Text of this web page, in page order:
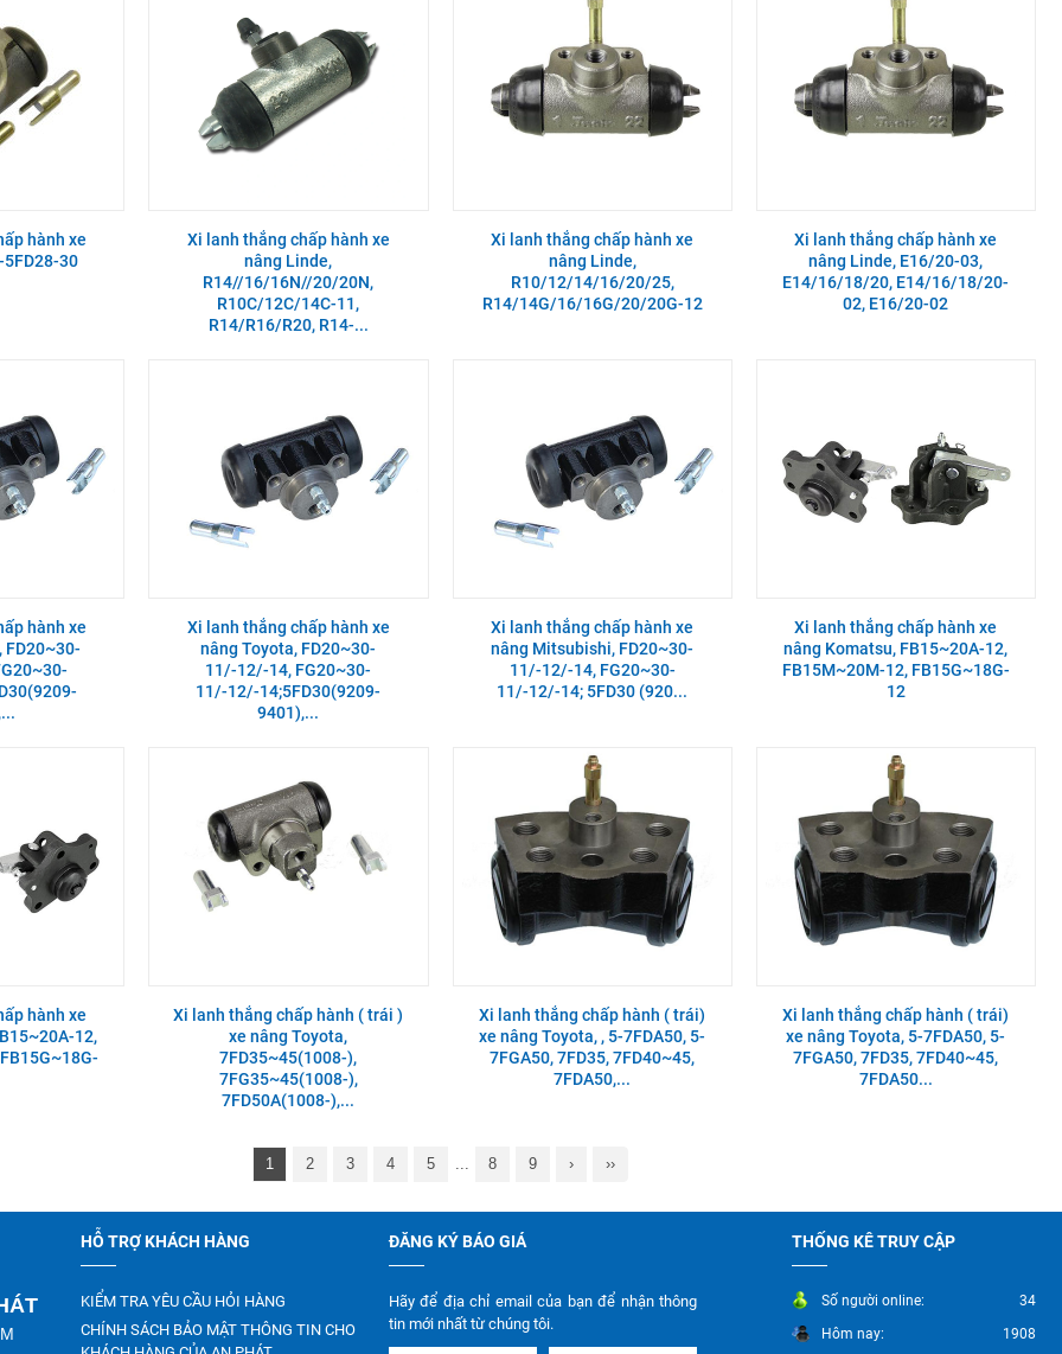
hành xe
30
Xi lanh thắng chấp hành xe
nâng Linde,
R14//16/16N//20/20N,
R10C/12C/14C-11,
R14/R16/R20, R14-...
Xi lanh thắng chấp hành xe
nâng Linde,
R10/12/14/16/20/25,
R14/14G/16/16G/20/20G-12
Xi lanh thắng chấp hành xe
nâng Linde, E16/20-03,
E14/16/18/20, E14/16/18/20-
02, E16/20-02
hành xe
FD20~30-
Xi lanh thắng chấp hành xe
nâng Toyota, FD20~30-
11/-12/-14, FG20~30-
11/-12/-14;5FD30(9209-
9401),...
Xi lanh thắng chấp hành xe
nâng Mitsubishi, FD20~30-
11/-12/-14, FG20~30-
11/-12/-14; 5FD30 (920...
Xi lanh thắng chấp hành xe
nâng Komatsu, FB15~20A-12,
FB15M~20M-12, FB15G~18G-
12
hành xe
12,
Xi lanh thắng chấp hành ( trái )
xe nâng Toyota,
7FD35~45(1008-),
7FG35~45(1008-),
7FD50A(1008-),...
Xi lanh thắng chấp hành ( trái)
xe nâng Toyota, , 5-7FDA50, 5-
7FGA50, 7FD35, 7FD40~45,
7FDA50,...
Xi lanh thắng chấp hành ( trái)
xe nâng Toyota, 5-7FDA50, 5-
7FGA50, 7FD35, 7FD40~45,
7FDA50...
1 2 3 4 5 ... 8 9 › ››
HỖ TRỢ KHÁCH HÀNG
KIỂM TRA YÊU CẦU HỎI HÀNG
CHÍNH SÁCH BẢO MẬT THÔNG TIN CHO
ĐĂNG KÝ BÁO GIÁ
Hãy để địa chỉ email của bạn để nhận thông
tin mới nhất từ chúng tôi.
THỐNG KÊ TRUY CẬP
Số người online:
34
Hôm nay:
1908